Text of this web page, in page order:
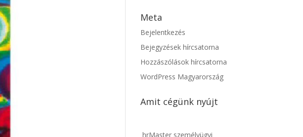
Meta
Bejelentkezés
Bejegyzések hírcsatorna
Hozzászólások hírcsatorna
WordPress Magyarország
Amit cégünk nyújt
hrMaster személyügyi